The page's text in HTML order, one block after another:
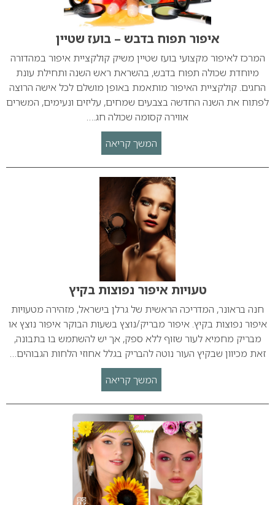
איפור תפוח בדבש – בועז שטיין
המרכז לאיפור מקצועי בועז שטיין משיק קולקציית איפור במהדורה
מיוחדת שכולה תפוח בדבש, בהשראת ראש השנה ותחילת עונת
החגים. קולקציית האיפור מותאמת באופן מושלם לכל אישה הרוצה
לפתוח את השנה החדשה בצבעים שמחים, עליזים ונעימים, המשרים
אווירה קסומה שכולה חג.…
המשך קריאה
טעויות איפור נפוצות בקיץ
חנה בראונר, המדריכה הראשית של גרלן בישראל, מזהירה מטעויות
איפור נפוצות בקיץ. איפור מבריק/נוצץ בשעות הבוקר איפור נוצץ או
מבריק מחמיא לעור שזוף ללא ספק, אך יש להשתמש בו בתבונה,
זאת מכיוון שבקיץ העור נוטה להבריק בגלל אחוזי הלחות הגבוהים…
המשך קריאה